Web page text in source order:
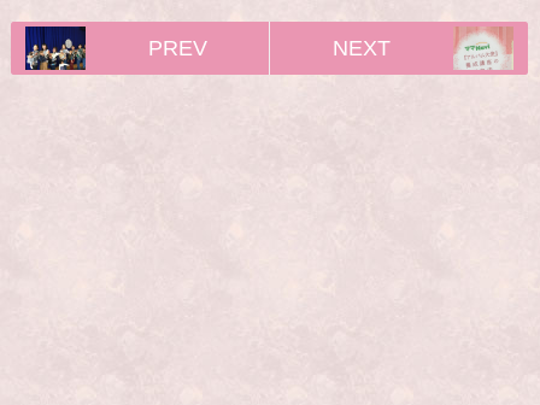
PREV NEXT